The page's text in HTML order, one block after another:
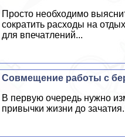
Просто необходимо
сократить расходы на
для впечатлений...
Совмещение работы с
В первую очередь нужно
привычки жизни до